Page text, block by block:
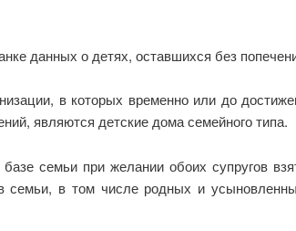
данных о детях, оставшихся без
в которых временно или до
являются детские дома семейного типа.
базе семьи при желании обоих супругов
в том числе родных и